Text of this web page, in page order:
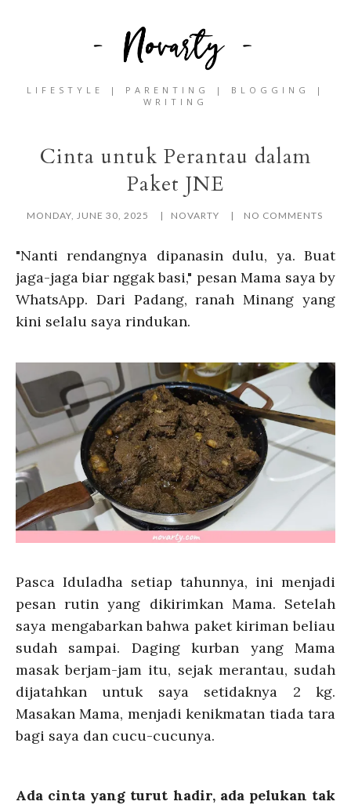
LIFESTYLE | PARENTING | BLOGGING |
WRITING
Cinta untuk Perantau dalam
Paket JNE
MONDAY, JUNE 30, 2025 NOVARTY NO COMMENTS
"Nanti rendangnya dipanasin dulu, ya. Buat
jaga-jaga biar nggak basi," pesan Mama saya by
WhatsApp. Dari Padang, ranah Minang yang
kini selalu saya rindukan.
Pasca Iduladha setiap tahunnya, ini menjadi
pesan rutin yang dikirimkan Mama. Setelah
saya mengabarkan bahwa paket kiriman beliau
sudah sampai. Daging kurban yang Mama
masak berjam-jam itu, sejak merantau, sudah
dijatahkan untuk saya setidaknya 2 kg.
Masakan Mama, menjadi kenikmatan tiada tara
bagi saya dan cucu-cucunya.
Ada cinta yang turut hadir, ada pelukan tak